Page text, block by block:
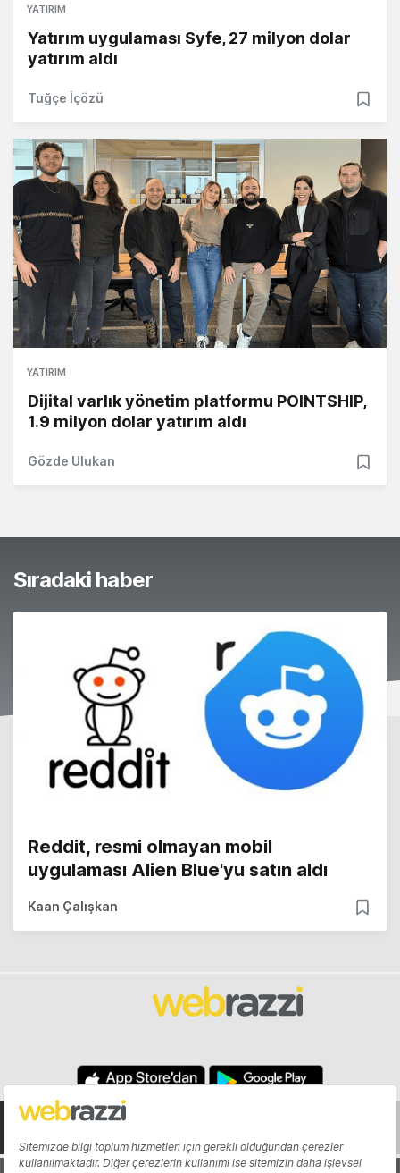
YATIRIM
Yatırım uygulaması Syfe, 27 milyon dolar
yatırım aldı
Tuğçe İçözü
YATIRIM
Dijital varlık yönetim platformu POINTSHIP,
1.9 milyon dolar yatırım aldı
Gözde Ulukan
Sıradaki haber
Reddit, resmi olmayan mobil
uygulaması Alien Blue'yu satın aldı
Kaan Çalışkan